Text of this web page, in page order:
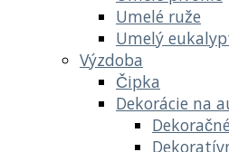
Umelé ruže
Umelý
Výzdoba
Čipka
Dekorácie na